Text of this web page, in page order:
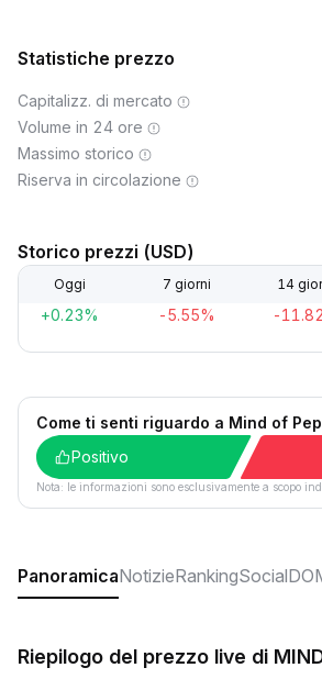
Statistiche prezzo
Capitalizz. di mercato
Volume in 24 ore
Massimo storico
Riserva in circolazione
Storico prezzi (USD)
Oggi 7 giorni 14
+0.23% -5.55% -
Come ti senti riguardo a Mind of
Positivo
Nota: le informazioni sono esclusivamente a scopo
PanoramicaNotizieRankingSocial
Riepilogo del prezzo live di